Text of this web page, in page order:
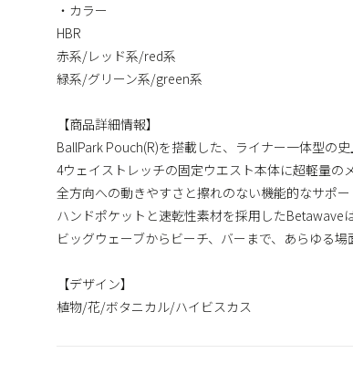
・カラー
HBR
赤系/レッド系/red系
緑系/グリーン系/green系
【商品詳細情報】
BallPark Pouch(R)を搭載した、ライナー一体型の
4ウェイストレッチの固定ウエスト本体に超軽量の
全方向への動きやすさと擦れのない機能的なサポー
ハンドポケットと速乾性素材を採用したBetawaveは
ビッグウェーブからビーチ、バーまで、あらゆる場
【デザイン】
植物/花/ボタニカル/ハイビスカス